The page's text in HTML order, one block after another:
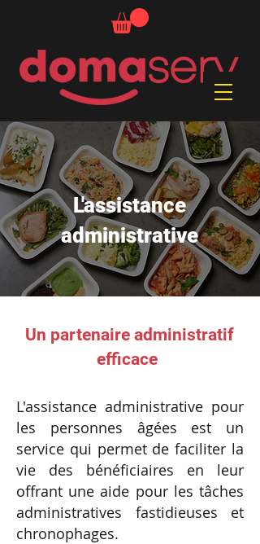
L'assistance
administrative
Un partenaire administratif
efficace
L'assistance administrative pour
les personnes âgées est un
service qui permet de faciliter la
vie des bénéficiaires en leur
offrant une aide pour les tâches
administratives fastidieuses et
chronophages.